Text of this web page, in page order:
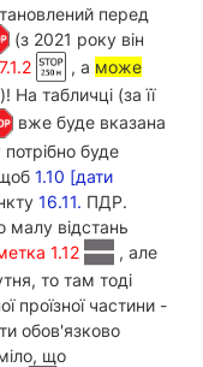
перед
(з 2021 року він
, а може
)! На табличці (за її
вже буде вказана
буде
1.10 [дати
16.11. ПДР.
малу відстань
1.12
, але
то там тоді
проїзної частини -
обов'язково
що